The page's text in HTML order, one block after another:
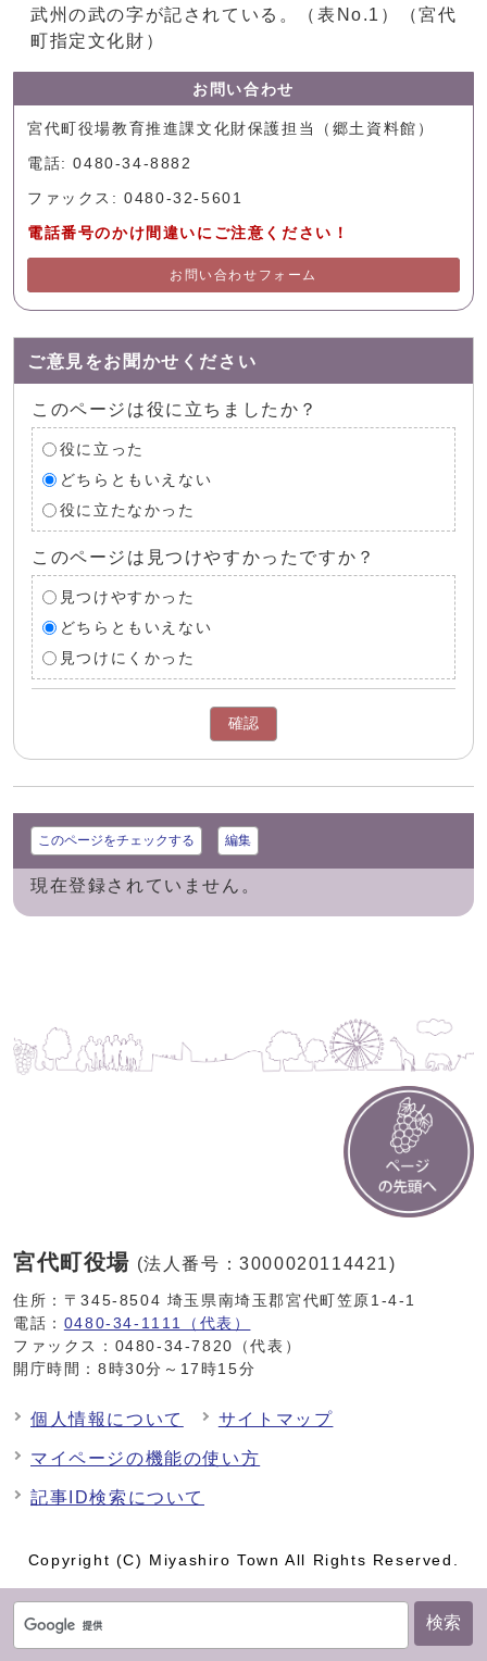
検索
武州の武の字が記されている。（表No.1）（宮代
町指定文化財）
お問い合わせ
宮代町役場教育推進課文化財保護担当（郷土資料館）
電話: 0480-34-8882
ファックス: 0480-32-5601
電話番号のかけ間違いにご注意ください！
お問い合わせフォーム
ご意見をお聞かせください
このページは役に立ちましたか？
役に立った
どちらともいえない
役に立たなかった
このページは見つけやすかったですか？
見つけやすかった
どちらともいえない
見つけにくかった
確認
このページをチェックする 編集
現在登録されていません。
宮代町役場 (法人番号：3000020114421)
住所：〒345-8504 埼玉県南埼玉郡宮代町笠原1-4-1
電話： 0480-34-1111（代表）
ファックス：0480-34-7820（代表）
開庁時間：8時30分～17時15分
個人情報について サイトマップ
マイページの機能の使い方
記事ID検索について
Copyright (C) Miyashiro Town All Rights Reserved.